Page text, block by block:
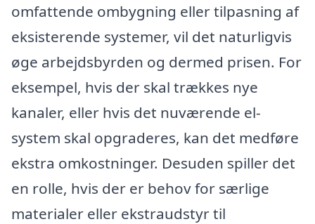
omfattende ombygning eller tilpasning af
eksisterende systemer, vil det naturligvis
øge arbejdsbyrden og dermed prisen. For
eksempel, hvis der skal trækkes nye
kanaler, eller hvis det nuværende el-
system skal opgraderes, kan det medføre
ekstra omkostninger. Desuden spiller det
en rolle, hvis der er behov for særlige
materialer eller ekstraudstyr til